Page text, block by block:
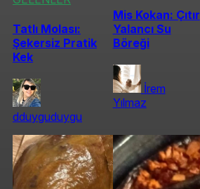
Tatlı Molası:
Şekersiz Pratik
Kek
dduyguduygu
Mis Kokan: Çıtır
Yalancı Su
Böreği
İrem
Yılmaz